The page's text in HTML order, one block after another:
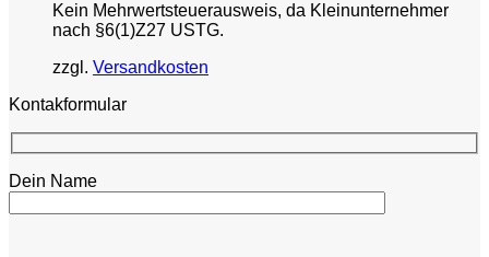
Kein Mehrwertsteuerausweis, da Kleinunternehmer
nach §6(1)Z27 USTG.
zzgl. Versandkosten
Kontakformular
Dein Name